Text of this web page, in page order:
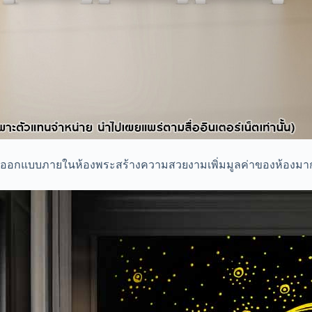
อกแบบภายในห้องพระสร้างความสวยงามเพิ่มมูลค่าของห้องม